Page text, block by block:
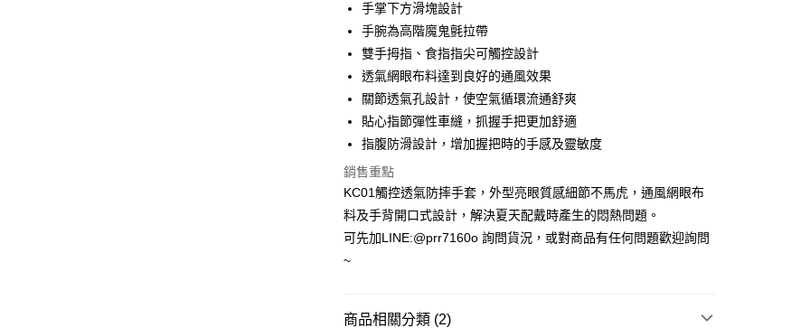
ATM付款
運送方式
全家取貨付款(安全帽一頂以上請選宅配)
每筆NT$60，滿NT$1,000(含以上)免運費
7-11取貨付款(安全帽一頂以上請選宅配)
每筆NT$60，滿NT$1,000(含以上)免運費
宅配
每筆NT$100，滿NT$1,000(含以上)免運費
手掌下方滑塊設計
手腕為高階魔鬼氈拉帶
雙手拇指、食指指尖可觸控設計
透氣網眼布料達到良好的通風效果
關節透氣孔設計，使空氣循環流通舒爽
貼心指節彈性車縫，抓握手把更加舒適
指腹防滑設計，增加握把時的手感及靈敏度
銷售重點
KC01觸控透氣防摔手套，外型亮眼質感細節不馬虎，通風網眼布
料及手背開口式設計，解決夏天配戴時產生的悶熱問題。
可先加LINE:@prr7160o 詢問貨況，或對商品有任何問題歡迎詢問
~
商品相關分類 (2)